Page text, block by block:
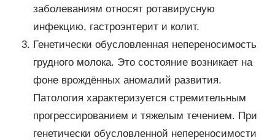
заболеваниям относят ротавирусную
инфекцию, гастроэнтерит и колит.
Генетически обусловленная непереносимость
грудного молока. Это состояние возникает на
фоне врождённых аномалий развития.
Патология характеризуется стремительным
прогрессированием и тяжелым течением. При
генетически обусловленной непереносимости